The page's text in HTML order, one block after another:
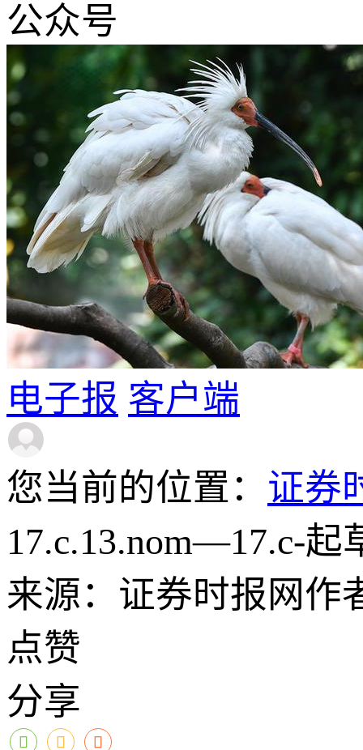
公众号
电子报 客户端
您当前的位置： 证券
17.c.13.nom—17.c-起
来源：证券时报网作
点赞
分享